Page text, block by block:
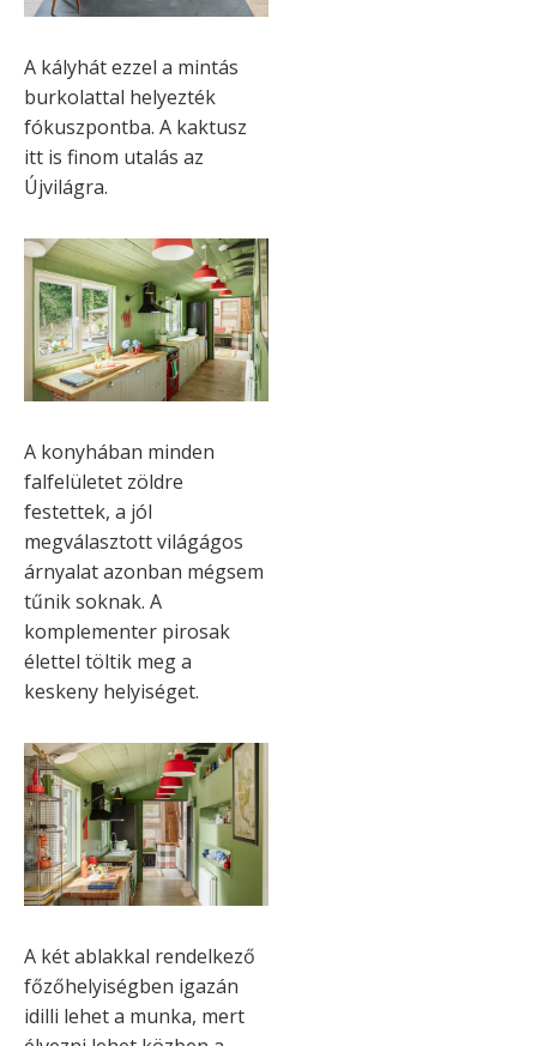
A kályhát ezzel a mintás
burkolattal helyezték
fókuszpontba. A kaktusz
itt is finom utalás az
Újvilágra.
A konyhában minden
falfelületet zöldre
festettek, a jól
megválasztott világágos
árnyalat azonban mégsem
tűnik soknak. A
komplementer pirosak
élettel töltik meg a
keskeny helyiséget.
A két ablakkal rendelkező
főzőhelyiségben igazán
idilli lehet a munka, mert